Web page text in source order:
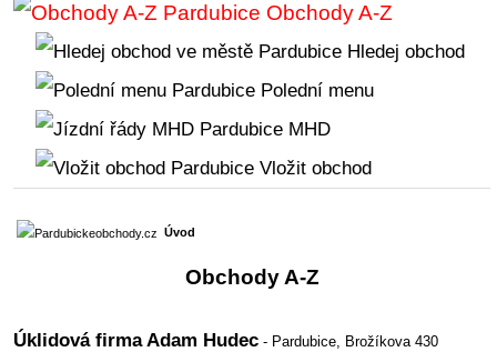
Obchody A-Z
Hledej obchod
Polední menu
MHD
Vložit obchod
Úvod
Obchody A-Z
Úklidová firma Adam Hudec - Pardubice, Brožíkova 430